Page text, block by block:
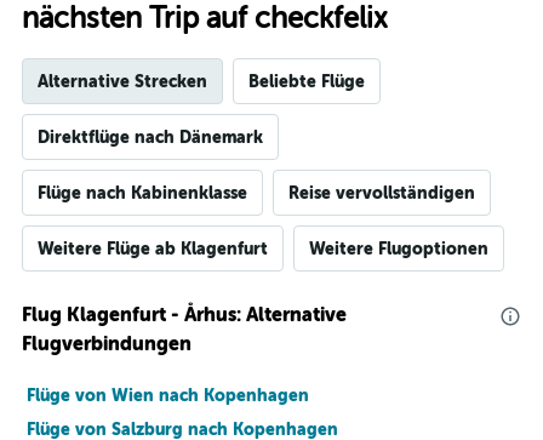
nächsten Trip auf checkfelix
Alternative Strecken Beliebte Flüge
Direktflüge nach Dänemark
Flüge nach Kabinenklasse Reise vervollständigen
Weitere Flüge ab Klagenfurt Weitere Flugoptionen
Flug Klagenfurt - Århus: Alternative
Flugverbindungen
Flüge von Wien nach Kopenhagen
Flüge von Salzburg nach Kopenhagen